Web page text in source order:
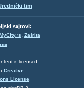
tim
sajtovi:
MyCity.rs, Zaštita
is licensed
Creative
License